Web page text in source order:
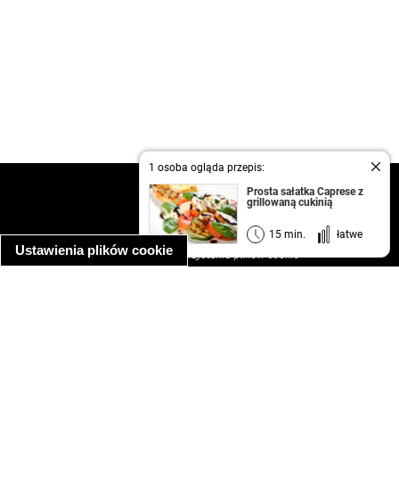
Ustawienia plików cookie
1 osoba ogląda przepis:
Prosta sałatka Caprese z
grillowaną cukinią
15 min. łatwe
kontakt
regulamin
informacja o prywatności
informacja o wykorzystaniu plików cookie